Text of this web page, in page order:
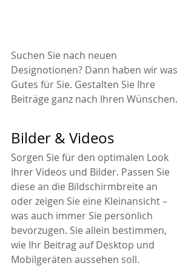
Suchen Sie nach neuen
Designotionen? Dann haben wir was
Gutes für Sie. Gestalten Sie Ihre
Beiträge ganz nach Ihren Wünschen.
Bilder & Videos
Sorgen Sie für den optimalen Look
Ihrer Videos und Bilder. Passen Sie
diese an die Bildschirmbreite an
oder zeigen Sie eine Kleinansicht –
was auch immer Sie persönlich
bevorzugen. Sie allein bestimmen,
wie Ihr Beitrag auf Desktop und
Mobilgeräten aussehen soll.